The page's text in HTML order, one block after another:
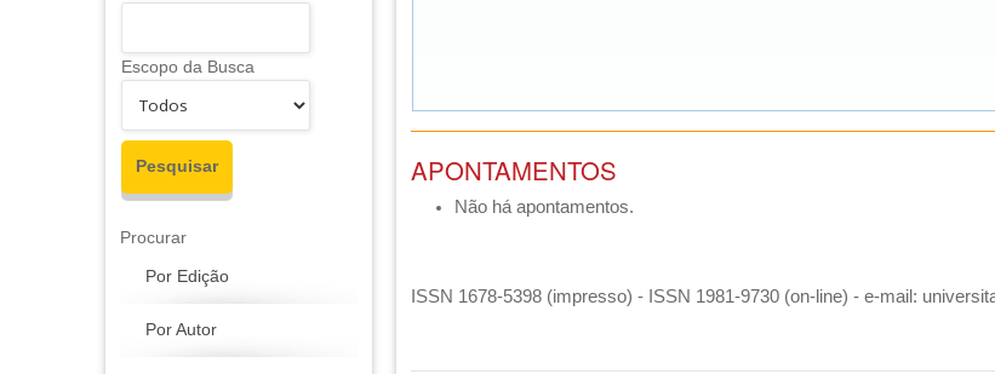
Escopo da Busca
Procurar
Por Edição
Por Autor
APONTAMENTOS
Não há apontamentos.
ISSN 1678-5398 (impresso) - ISSN 1981-9730 (on-line) - e-mail: